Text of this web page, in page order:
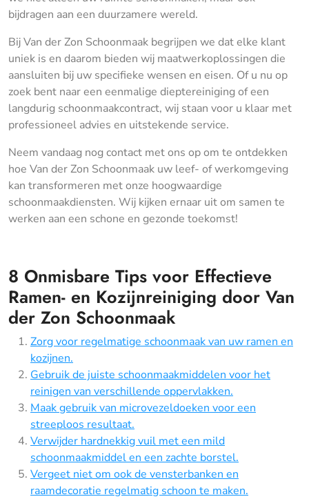
bijdragen aan een duurzamere wereld.
Bij Van der Zon Schoonmaak begrijpen we dat elke klant
uniek is en daarom bieden wij maatwerkoplossingen die
aansluiten bij uw specifieke wensen en eisen. Of u nu op
zoek bent naar een eenmalige dieptereiniging of een
langdurig schoonmaakcontract, wij staan voor u klaar met
professioneel advies en uitstekende service.
Neem vandaag nog contact met ons op om te ontdekken
hoe Van der Zon Schoonmaak uw leef- of werkomgeving
kan transformeren met onze hoogwaardige
schoonmaakdiensten. Wij kijken ernaar uit om samen te
werken aan een schone en gezonde toekomst!
8 Onmisbare Tips voor Effectieve
Ramen- en Kozijnreiniging door Van
der Zon Schoonmaak
Zorg voor regelmatige schoonmaak van uw ramen en
kozijnen.
Gebruik de juiste schoonmaakmiddelen voor het
reinigen van verschillende oppervlakken.
Maak gebruik van microvezeldoeken voor een
streeploos resultaat.
Verwijder hardnekkig vuil met een mild
schoonmaakmiddel en een zachte borstel.
Vergeet niet om ook de vensterbanken en
raamdecoratie regelmatig schoon te maken.